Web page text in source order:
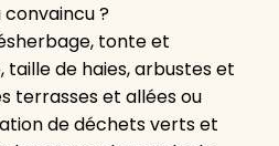
convaincu ?
tonte et
de haies, arbustes et
terrasses et allées ou
de déchets verts et